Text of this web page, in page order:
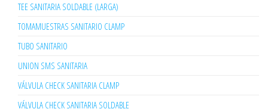
TEE SANITARIA SOLDABLE (LARGA)
TOMAMUESTRAS SANITARIO CLAMP
TUBO SANITARIO
UNION SMS SANITARIA
VÁLVULA CHECK SANITARIA CLAMP
VÁLVULA CHECK SANITARIA SOLDABLE